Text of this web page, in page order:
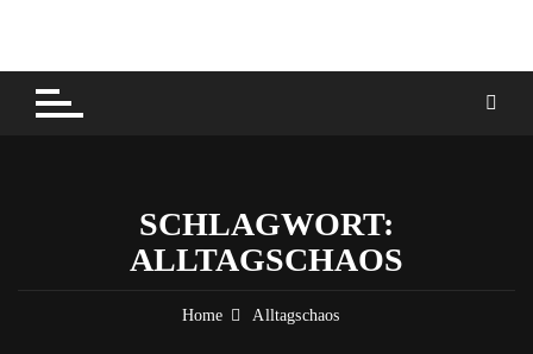
content
SCHLAGWORT:
ALLTAGSCHAOS
Home Alltagschaos